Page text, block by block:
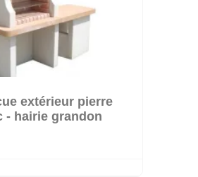
extérieur pierre
- hairie grandon